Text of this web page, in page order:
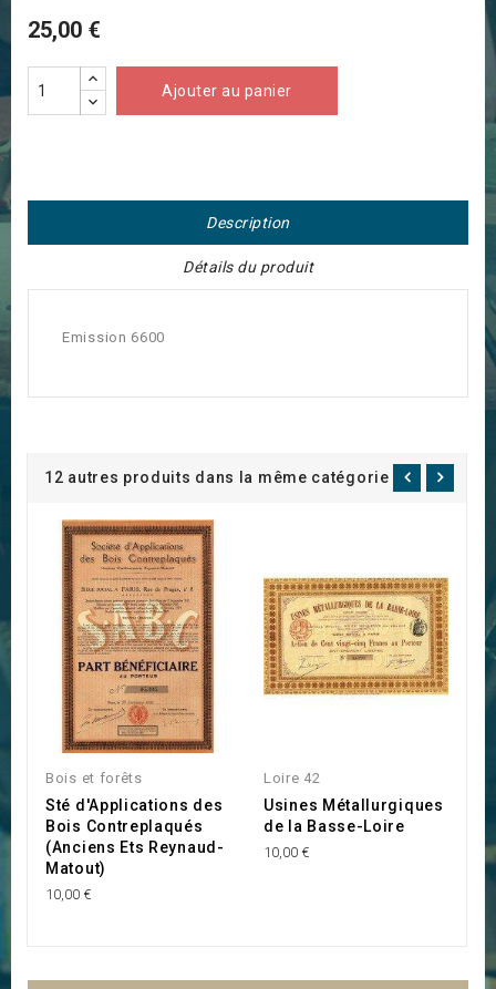
25,00 €
Ajouter au panier
Description
Détails du produit
Emission 6600
12 autres produits dans la même catégorie :
Bois et forêts
Sté d'Applications des
Bois Contreplaqués
(Anciens Ets Reynaud-
Matout)
10,00 €
Loire 42
Usines Métallurgiques
de la Basse-Loire
10,00 €